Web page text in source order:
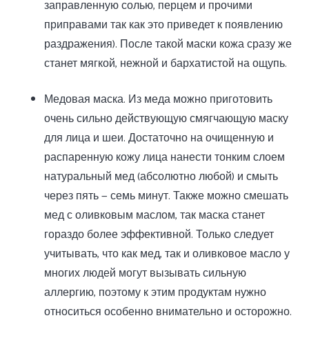
заправленную солью, перцем и прочими
приправами так как это приведет к появлению
раздражения). После такой маски кожа сразу же
станет мягкой, нежной и бархатистой на ощупь.
Медовая маска. Из меда можно приготовить
очень сильно действующую смягчающую маску
для лица и шеи. Достаточно на очищенную и
распаренную кожу лица нанести тонким слоем
натуральный мед (абсолютно любой) и смыть
через пять — семь минут. Также можно смешать
мед с оливковым маслом, так маска станет
гораздо более эффективной. Только следует
учитывать, что как мед, так и оливковое масло у
многих людей могут вызывать сильную
аллергию, поэтому к этим продуктам нужно
относиться особенно внимательно и осторожно.